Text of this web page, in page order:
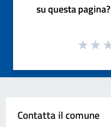
su questa pagina?
Contatta il comune